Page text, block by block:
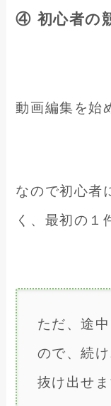
④ 初心者の
動画編集を始
なので初心者
く、最初の１
ただ、途
ので、続
抜け出せま